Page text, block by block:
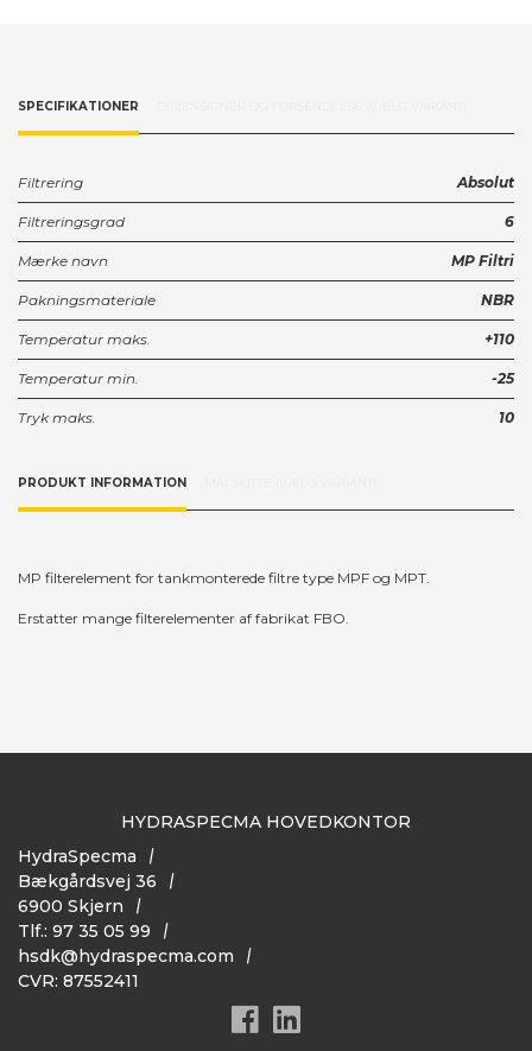
SPECIFIKATIONER
Filtrering Absolut
Filtreringsgrad 6
Mærke navn MP Filtri
Pakningsmateriale NBR
Temperatur maks. +110
Temperatur min. -25
Tryk maks. 10
PRODUKT INFORMATION
MP filterelement for tankmonterede filtre type MPF og MPT.
Erstatter mange filterelementer af fabrikat FBO.
HYDRASPECMA HOVEDKONTOR
HydraSpecma
Bækgårdsvej 36
6900 Skjern
Tlf.: 97 35 05 99
hsdk@hydraspecma.com
CVR: 87552411